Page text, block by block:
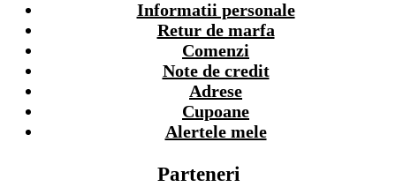
Informatii personale
Retur de marfa
Comenzi
Note de credit
Adrese
Cupoane
Alertele mele
Parteneri